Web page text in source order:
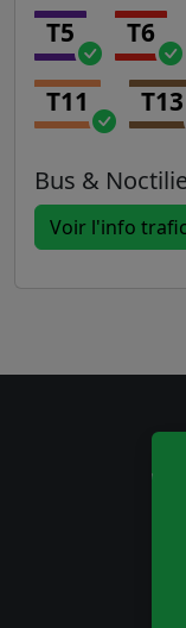
T5 T6
T11 T13
Bus &
Voir l'info